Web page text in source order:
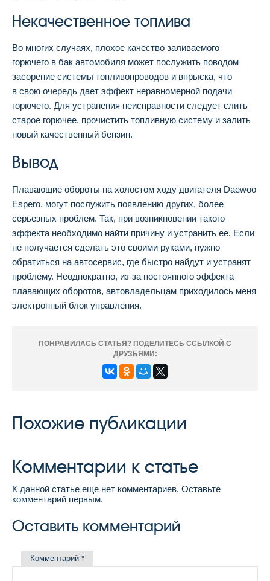
Некачественное топлива
Во многих случаях, плохое качество заливаемого
горючего в бак автомобиля может послужить поводом
засорение системы топливопроводов и впрыска, что
в свою очередь дает эффект неравномерной подачи
горючего. Для устранения неисправности следует слить
старое горючее, прочистить топливную систему и залить
новый качественный бензин.
Вывод
Плавающие обороты на холостом ходу двигателя Daewoo
Espero, могут послужить появлению других, более
серьезных проблем. Так, при возникновении такого
эффекта необходимо найти причину и устранить ее. Если
не получается сделать это своими руками, нужно
обратиться на автосервис, где быстро найдут и устранят
проблему. Неоднократно, из-за постоянного эффекта
плавающих оборотов, автовладельцам приходилось меня
электронный блок управления.
ПОНРАВИЛАСЬ СТАТЬЯ? ПОДЕЛИТЕСЬ ССЫЛКОЙ С
ДРУЗЬЯМИ:
Похожие публикации
Комментарии к статье
К данной статье еще нет комментариев. Оставьте
комментарий первым.
Оставить комментарий
Комментарий *